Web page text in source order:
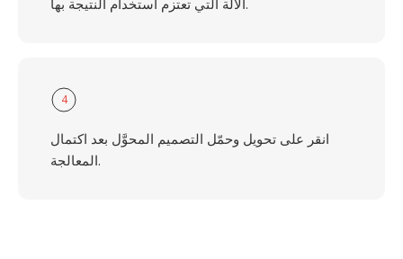
الآلة التي تعتزم استخدام النتيجة بها.
4
انقر على تحويل وحمّل التصميم المحوَّل بعد اكتمال
المعالجة.